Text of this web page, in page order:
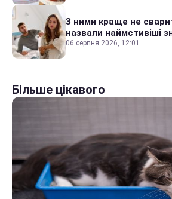
З ними краще не
назвали наймстивіші
06 серпня 2026, 12:01
Більше цікавого